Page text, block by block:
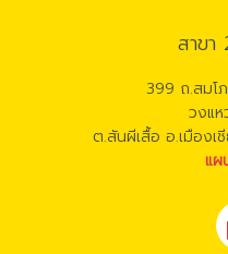
สาขา
399 ถ.สมโ
วงแ
ต.สันผีเสื้อ อ.เมืองเ
แ